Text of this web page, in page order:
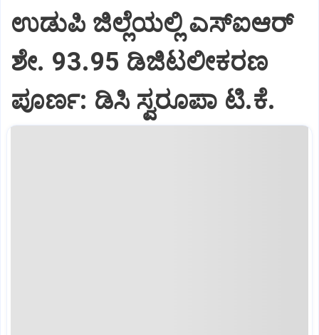
ಉಡುಪಿ ಜಿಲ್ಲೆಯಲ್ಲಿ ಎಸ್‌ಐಆರ್‌
ಶೇ. 93.95 ಡಿಜಿಟಲೀಕರಣ
ಪೂರ್ಣ: ಡಿಸಿ ಸ್ವರೂಪಾ ಟಿ.ಕೆ.